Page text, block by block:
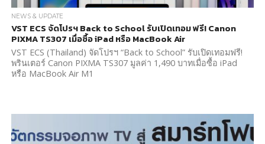
NEWS & UPDATE
VST ECS จัดโปรฯ Back to School รับเปิดเทอม ฟรี! Canon
PIXMA TS307 เมื่อซื้อ iPad หรือ MacBook Air
VST ECS (Thailand) จัดโปรฯ “Back to School” รับเปิดเทอมฟรี!
พรินเตอร์ Canon PIXMA TS307 มูลค่า 1,490 บาทเมื่อซื้อ iPad
หรือ MacBook Air M1